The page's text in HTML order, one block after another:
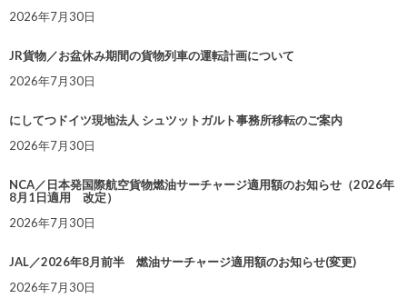
2026年7月30日
JR貨物／お盆休み期間の貨物列車の運転計画について
2026年7月30日
にしてつドイツ現地法人 シュツットガルト事務所移転のご案内
2026年7月30日
NCA／日本発国際航空貨物燃油サーチャージ適用額のお知らせ（2026年
8月1日適用 改定）
2026年7月30日
JAL／2026年8月前半 燃油サーチャージ適用額のお知らせ(変更)
2026年7月30日